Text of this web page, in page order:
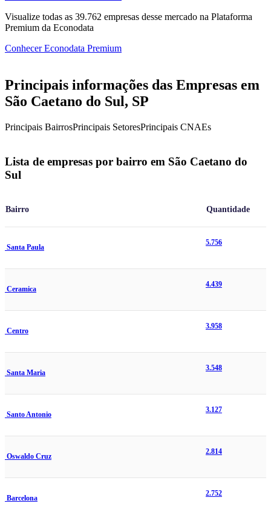
Visualize todas as 39.762 empresas desse mercado na Plataforma
Premium da Econodata
Conhecer Econodata Premium
Principais informações das Empresas em
São Caetano do Sul, SP
Principais BairrosPrincipais SetoresPrincipais CNAEs
Lista de empresas por bairro em São Caetano do
Sul
Bairro Quantidade
Santa Paula
5.756
Ceramica
4.439
Centro
3.958
Santa Maria
3.548
Santo Antonio
3.127
Oswaldo Cruz
2.814
Barcelona
2.752